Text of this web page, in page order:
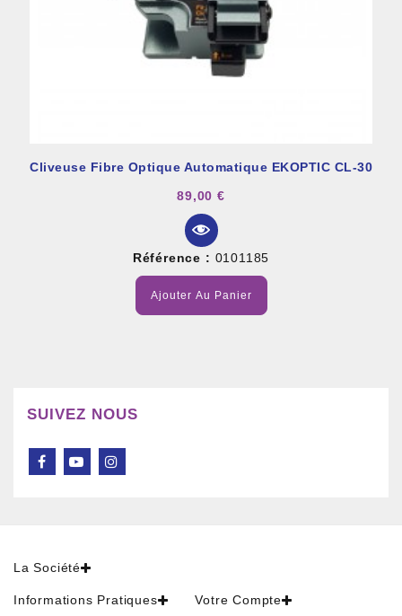
Cliveuse Fibre Optique Automatique EKOPTIC CL-30
89,00 €
Référence : 0101185
Ajouter Au Panier
SUIVEZ NOUS
La Société
Informations Pratiques Votre Compte